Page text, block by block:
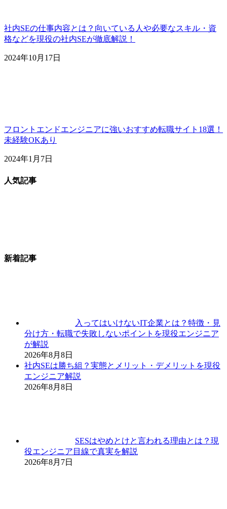
社内SEの仕事内容とは？向いている人や必要なスキル・資
格などを現役の社内SEが徹底解説！
2024年10月17日
フロントエンドエンジニアに強いおすすめ転職サイト18選！
未経験OKあり
2024年1月7日
人気記事
新着記事
入ってはいけないIT企業とは？特徴・見
分け方・転職で失敗しないポイントを現役エンジニア
が解説
2026年8月8日
社内SEは勝ち組？実態とメリット・デメリットを現役
エンジニア解説
2026年8月8日
SESはやめとけと言われる理由とは？現
役エンジニア目線で真実を解説
2026年8月7日